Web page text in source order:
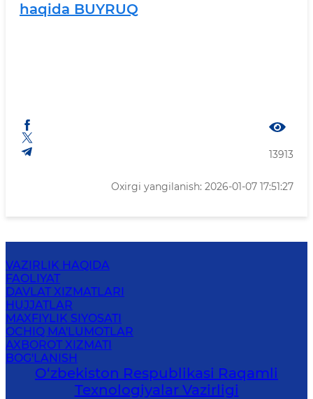
haqida BUYRUQ
13913
Oxirgi yangilanish: 2026-01-07 17:51:27
VAZIRLIK HAQIDA
FAOLIYAT
DAVLAT XIZMATLARI
HUJJATLAR
MAXFIYLIK SIYOSATI
OCHIQ MA'LUMOTLAR
AXBOROT XIZMATI
BOG'LANISH
O‘zbekiston Respublikasi Raqamli
Texnologiyalar Vazirligi